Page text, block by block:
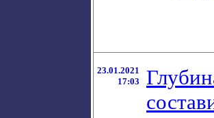
23.01.2021
17:03